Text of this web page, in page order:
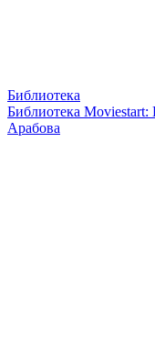
Библиотека
Библиотека
Арабова